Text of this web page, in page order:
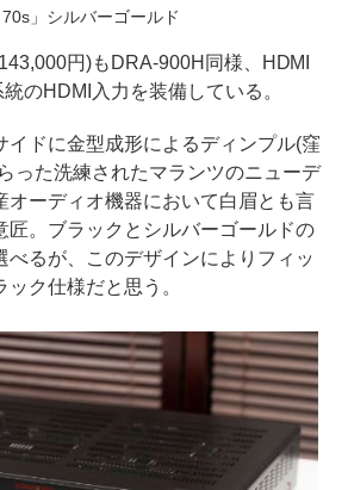
」シルバーゴールド
円)もDRA-900H同様、HDMI
のHDMI入力を装備している。
イドに金型成形によるディンプル(窪
った洗練されたマランツのニューデ
オーディオ機器において白眉とも言
匠。ブラックとシルバーゴールドの
べるが、このデザインによりフィッ
ック仕様だと思う。